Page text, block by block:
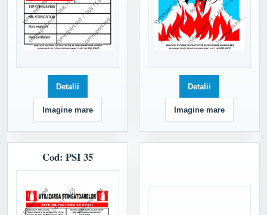
Detalii
Imagine mare
Detalii
Imagine mare
Cod: PSI 35